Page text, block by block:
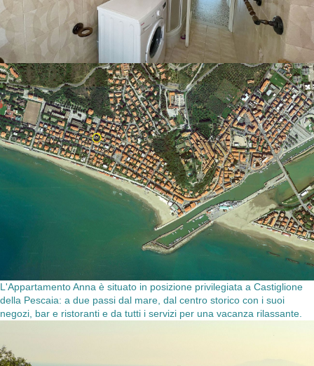
L'Appartamento Anna è situato in posizione privilegiata a Castiglione
della Pescaia: a due passi dal mare, dal centro storico con i suoi
negozi, bar e ristoranti e da tutti i servizi per una vacanza rilassante.